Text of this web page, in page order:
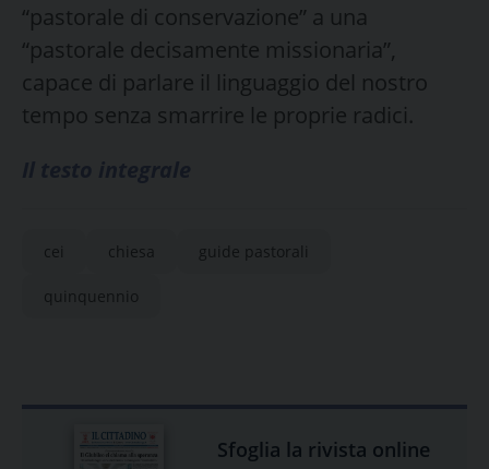
“pastorale di conservazione” a una
“pastorale decisamente missionaria”,
capace di parlare il linguaggio del nostro
tempo senza smarrire le proprie radici.
cei chiesa guide pastorali
quinquennio
Sfoglia la rivista online